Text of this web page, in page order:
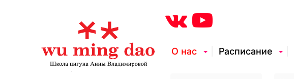
О нас Расписание